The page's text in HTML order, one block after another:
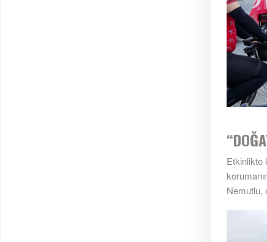
Etkinlikte
Nemutlu,